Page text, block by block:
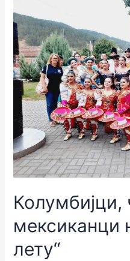
јер
сте
ви
то
тражили!
Колумбијци,
мексиканци
лету“